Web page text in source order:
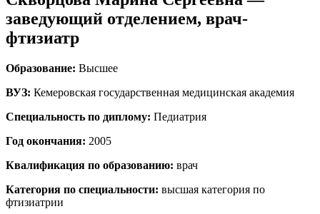
заведующий отделением, врач-
фтизиатр
Образование: Высшее
ВУЗ: Кемеровская государственная медицинская академия
Специальность по диплому: Педиатрия
Год окончания: 2005
Квалификация по образованию: врач
Категория по специальности: высшая категория по
фтизиатрии